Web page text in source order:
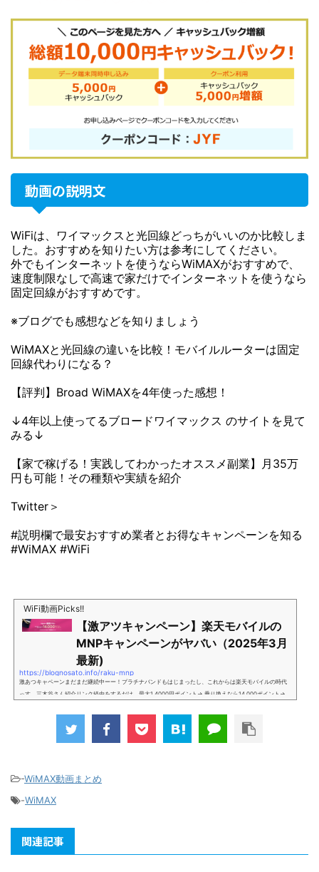
動画の説明文
WiFiは、ワイマックスと光回線どっちがいいのか比較しま
した。おすすめを知りたい方は参考にしてください。
外でもインターネットを使うならWiMAXがおすすめで、
速度制限なしで高速で家だけでインターネットを使うなら
固定回線がおすすめです。
※ブログでも感想などを知りましょう
WiMAXと光回線の違いを比較！モバイルルーターは固定
回線代わりになる？
【評判】Broad WiMAXを4年使った感想！
↓4年以上使ってるブロードワイマックス のサイトを見て
みる↓
【家で稼げる！実践してわかったオススメ副業】月35万
円も可能！その種類や実績を紹介
Twitter＞
#説明欄で最安おすすめ業者とお得なキャンペーンを知る
#WiMAX #WiFi
WiFi動画Picks!!
【激アツキャンペーン】楽天モバイルの
MNPキャンペーンがヤバい（2025年3月
最新)
https://blognosato.info/raku-mnp
激あつキャペーンまだまだ継続中ーー！プラチナバンドもはじまったし、これからは楽天モバイルの時代
っす。三木谷さん紹介リンク経由をするだけ。最大1,4000円ポイント→ 乗り換えなら14,000ポイント→
け」とも思えるポイントばら撒きキャンペーンを発動してきました。■キャンペーン概要三木谷社長の特
別招待ページから楽天モバイ...
-WiMAX動画まとめ
-WiMAX
関連記事